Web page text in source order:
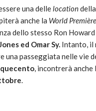
una dellelocationdella
anche la World Première
dello stesso Ron Howard
ed Omar Sy. Intanto, il
una passeggiata nelle vie
, incontrerà
.